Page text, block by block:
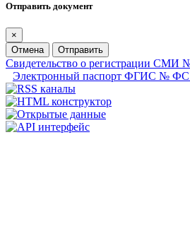
Отправить документ
×
Отмена
Отправить
Свидетельство о регистрации СМИ
Электронный паспорт ФГИС №